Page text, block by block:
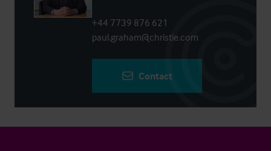
+44 7739 876 621
paul.graham@christie.com
Contact